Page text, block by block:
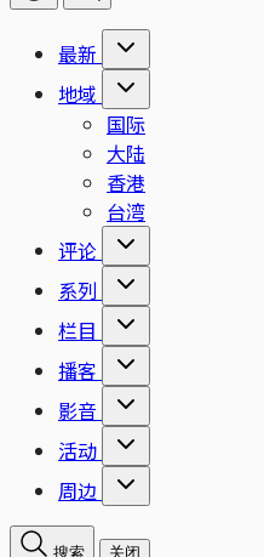
最新
地域
国际
大陆
香港
台湾
评论
系列
栏目
播客
影音
活动
周边
搜索 关闭